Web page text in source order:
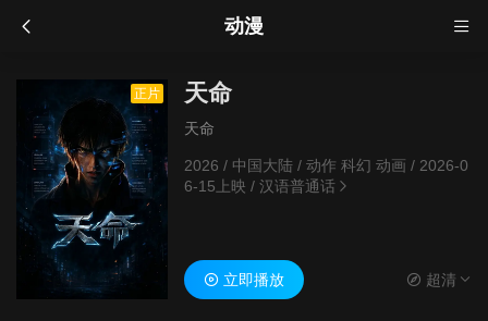
动漫
正片 天命
天命
2026 / 中国大陆 / 动作 科幻 动画/ 2026-0
6-15上映 / 汉语普通话
立即播放 超清